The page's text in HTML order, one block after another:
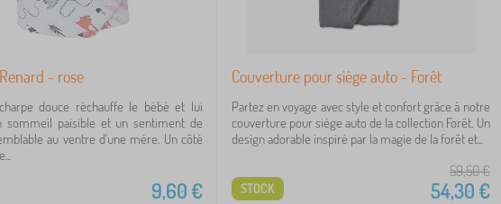
- rose
douce réchauffe le bébé et lui
sommeil paisible et un sentiment de
au ventre d'une mère. Un côté
9,60€
Couverture pour siège auto - Forêt
Partez en voyage avec style et confort grâce à notre
couverture pour siège auto de la collection Forêt. Un
design adorable inspiré par la magie de la forêt et...
59,50€
54,30€
STOCK